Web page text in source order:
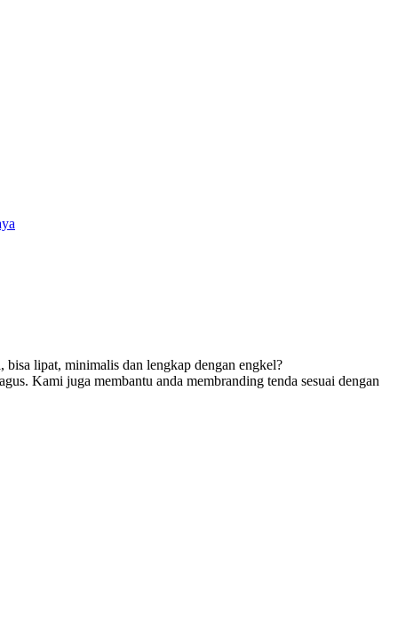
bisa lipat, minimalis dan lengkap dengan engkel?
Kami juga membantu anda membranding tenda sesuai dengan